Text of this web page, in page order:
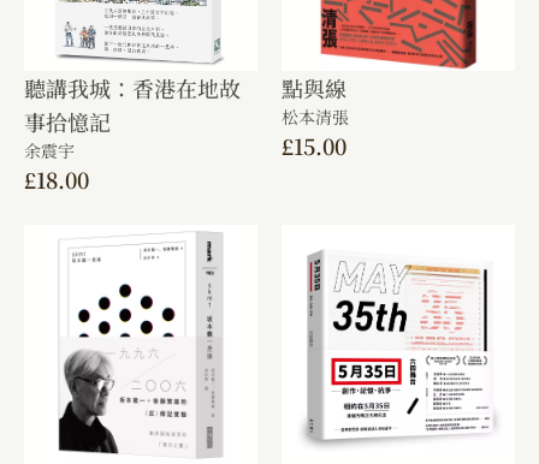
聽講我城：香港在地故
事拾憶記
余震宇
£18.00
點與線
松本清張
£15.00